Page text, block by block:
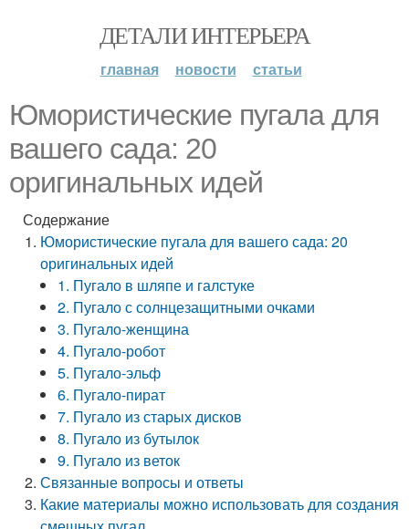
ДЕТАЛИ ИНТЕРЬЕРА
главная новости статьи
Юмористические пугала для
вашего сада: 20
оригинальных идей
Содержание
Юмористические пугала для вашего сада: 20
оригинальных идей
1. Пугало в шляпе и галстуке
2. Пугало с солнцезащитными очками
3. Пугало-женщина
4. Пугало-робот
5. Пугало-эльф
6. Пугало-пират
7. Пугало из старых дисков
8. Пугало из бутылок
9. Пугало из веток
Связанные вопросы и ответы
Какие материалы можно использовать для создания